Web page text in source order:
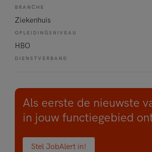
BRANCHE
Ziekenhuis
OPLEIDINGSNIVEAU
HBO
DIENSTVERBAND
Als eerste de nieuwste
in jouw functiegebied
Stel JobAlert in!